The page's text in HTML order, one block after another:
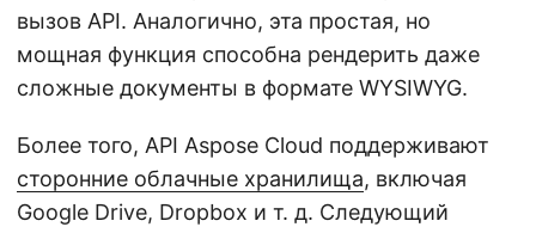
вызов API. Аналогично, эта простая, но
мощная функция способна рендерить даже
сложные документы в формате WYSIWYG.
Более того, API Aspose Cloud поддерживают
сторонние облачные хранилища, включая
Google Drive, Dropbox и т. д. Следующий